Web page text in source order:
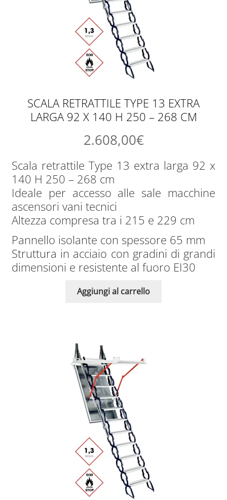
SCALA RETRATTILE TYPE 13 EXTRA
LARGA 92 X 140 H 250 – 268 CM
2.608,00€
Scala retrattile Type 13 extra larga 92 x
140 H 250 – 268 cm
Ideale per accesso alle sale macchine
ascensori vani tecnici
Altezza compresa tra i 215 e 229 cm
Pannello isolante con spessore 65 mm
Struttura in acciaio con gradini di grandi
dimensioni e resistente al fuoro EI30
Aggiungi al carrello